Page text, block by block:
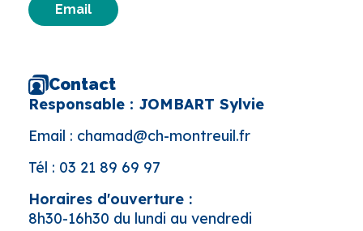
Email
Contact
Responsable : JOMBART Sylvie
Email : chamad@ch-montreuil.fr
Tél : 03 21 89 69 97
Horaires d'ouverture :
8h30-16h30 du lundi au vendredi